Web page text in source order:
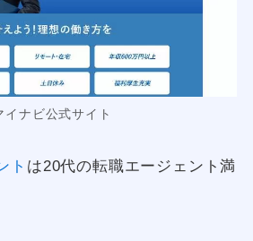
イナビ公式サイト
ト は20代の転職エージェント満